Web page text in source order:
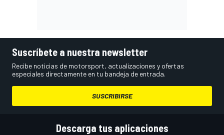
Suscríbete a nuestra newsletter
Recibe noticias de motorsport, actualizaciones y ofertas
especiales directamente en tu bandeja de entrada.
SUSCRIBIRSE
Descarga tus aplicaciones